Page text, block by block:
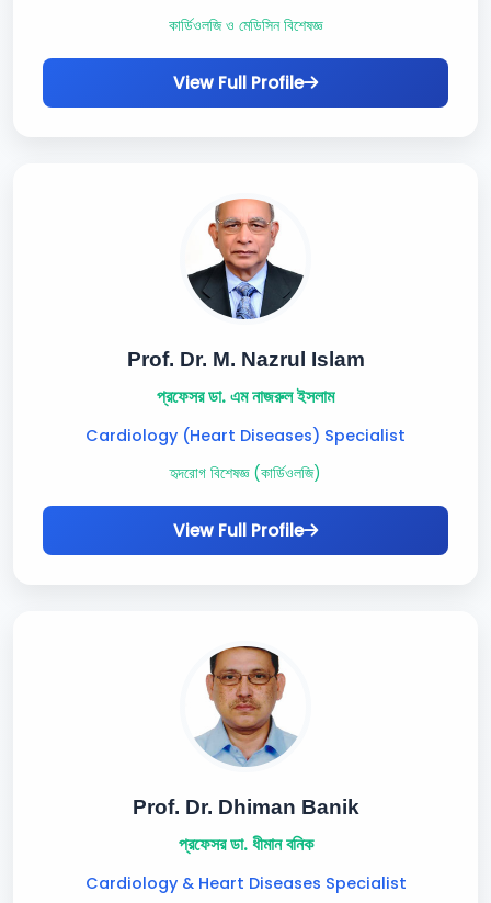
কার্ডিওলজি ও মেডিসিন বিশেষজ্ঞ
View Full Profile
Prof. Dr. M. Nazrul Islam
প্রফেসর ডা. এম নাজরুল ইসলাম
Cardiology (Heart Diseases) Specialist
হৃদরোগ বিশেষজ্ঞ (কার্ডিওলজি)
View Full Profile
Prof. Dr. Dhiman Banik
প্রফেসর ডা. ধীমান বনিক
Cardiology & Heart Diseases Specialist